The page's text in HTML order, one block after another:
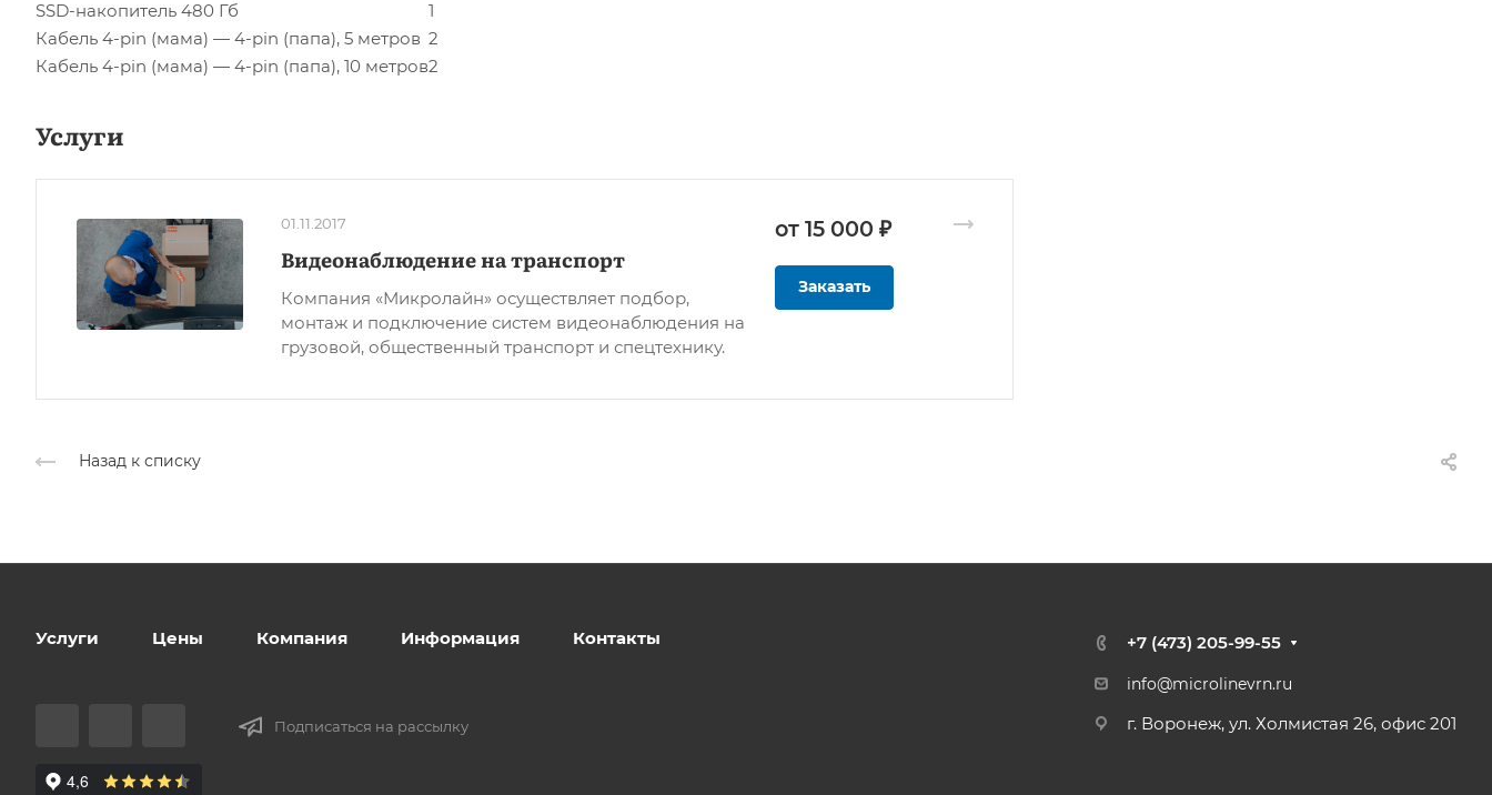
SSD-накопитель 480 Гб
1
Кабель 4-pin (мама) — 4-pin (папа), 5 метров 2
Кабель 4-pin (мама) — 4-pin (папа), 10 метров2
Услуги
01.11.2017
Видеонаблюдение на транспорт
Компания «Микролайн» осуществляет подбор,
монтаж и подключение систем видеонаблюдения на
грузовой, общественный транспорт и спецтехнику.
от 15 000 ₽
Заказать
Назад к списку
Услуги Цены Компания Информация Контакты
Подписаться на рассылку
+7 (473) 205-99-55
info@microlinevrn.ru
г. Воронеж, ул. Холмистая 26, офис 201